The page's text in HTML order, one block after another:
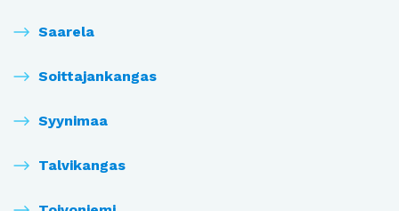
Saarela
Soittajankangas
Syynimaa
Talvikangas